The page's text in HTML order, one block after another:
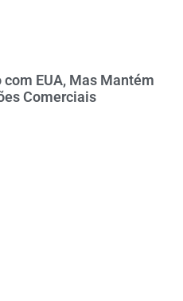
EUA, Mas Mantém
Comerciais